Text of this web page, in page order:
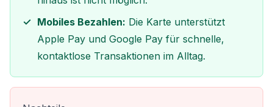
Mobiles Bezahlen: Die Karte unterstützt
Apple Pay und Google Pay für schnelle,
kontaktlose Transaktionen im Alltag.